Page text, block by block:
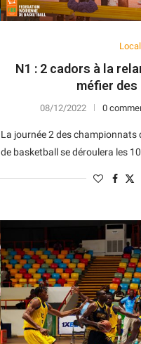
Local
N1 : 2 cadors à la
méfier des
08/12/2022 0
La journée 2 des championnats
de basketball se déroulera les